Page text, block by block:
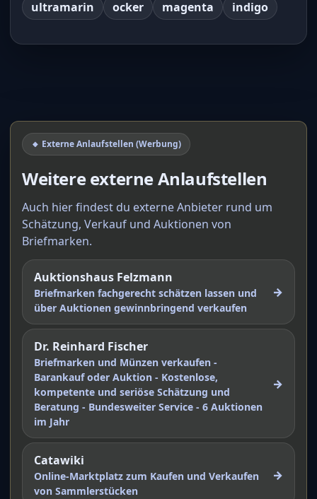
ultramarin
ocker magenta indigo
🔸 Externe Anlaufstellen (Werbung)
Weitere externe Anlaufstellen
Auch hier findest du externe Anbieter rund um
Schätzung, Verkauf und Auktionen von
Briefmarken.
Auktionshaus Felzmann
Briefmarken fachgerecht schätzen lassen und
über Auktionen gewinnbringend verkaufen
→
Dr. Reinhard Fischer
Briefmarken und Münzen verkaufen -
Barankauf oder Auktion - Kostenlose,
kompetente und seriöse Schätzung und
Beratung - Bundesweiter Service - 6 Auktionen
im Jahr
→
Catawiki
Online-Marktplatz zum Kaufen und Verkaufen
von Sammlerstücken
→